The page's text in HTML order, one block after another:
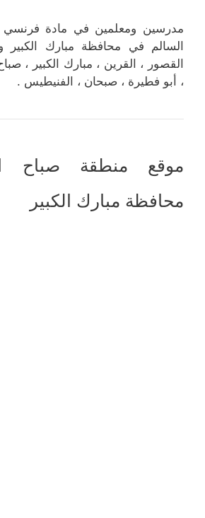
مدرسين ومعلمين في مادة
السالم في محافظة مبارك الكبير
القصور ، القرين ، مبارك الكبير ،
، أبو فطيرة ، صبحان ، الفنيطيس .
موقع منطقة صباح
محافظة مبارك الكبير